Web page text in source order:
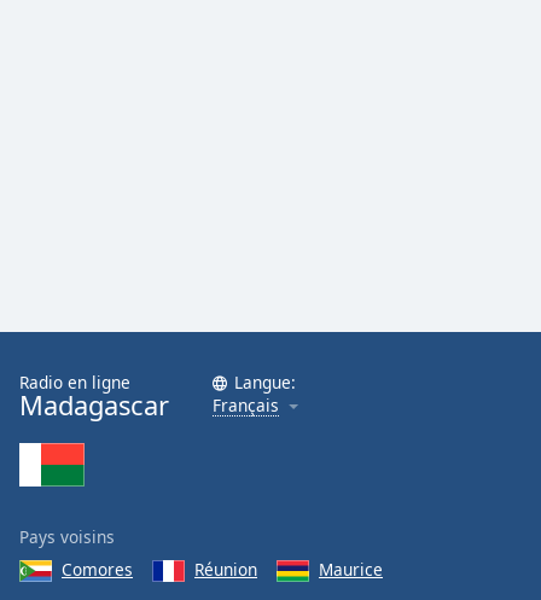
Radio en ligne
Madagascar
Langue:
Français
Pays voisins
Comores
Réunion Maurice